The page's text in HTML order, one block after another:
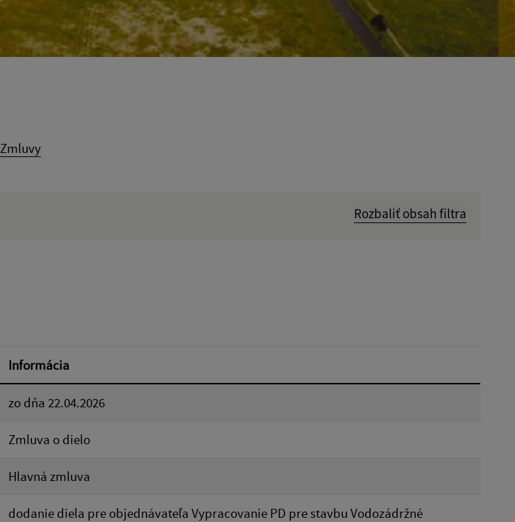
Zmluvy
Rozbaliť obsah filtra
Informácia
zo dňa 22.04.2026
Zmluva o dielo
Hlavná zmluva
dodanie diela pre objednávateľa Vypracovanie PD pre stavbu Vodozádržné